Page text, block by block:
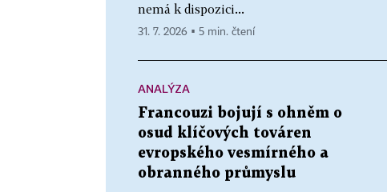
nemá k dispozici...
31. 7. 2026 ▪ 5 min. čtení
ANALÝZA
Francouzi bojují s ohněm o
osud klíčových továren
evropského vesmírného a
obranného průmyslu